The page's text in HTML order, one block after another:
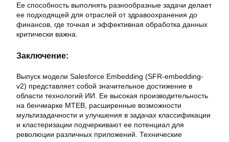
Ее способность выполнять разнообразные задачи делает
ее подходящей для отраслей от здравоохранения до
финансов, где точная и эффективная обработка данных
критически важна.
Заключение:
Выпуск модели Salesforce Embedding (SFR-embedding-
v2) представляет собой значительное достижение в
области технологий ИИ. Ее высокая производительность
на бенчмарке MTEB, расширенные возможности
мультизадачности и улучшения в задачах классификации
и кластеризации подчеркивают ее потенциал для
революции различных приложений. Технические